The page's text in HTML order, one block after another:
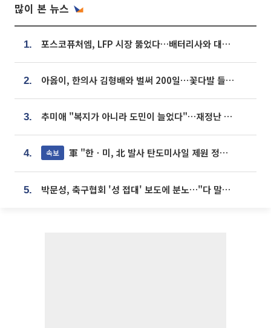
많이 본 뉴스
1. 포스코퓨처엠, LFP 시장 뚫었다…배터리사와 대규모 장기 공급 합의
2. 아옳이, 한의사 김형배와 벌써 200일⋯꽃다발 들고 "프러포즈 아냐"
3. 추미애 "복지가 아니라 도민이 늘었다"…재정난 책임론 정면돌파
4. 속보 軍 "한ㆍ미, 北 발사 탄도미사일 제원 정밀분석 중"
5. 박문성, 축구협회 '성 접대' 보도에 분노…"다 말아먹으려고 작정했나"